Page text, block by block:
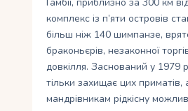
комплекс із п’яти островів
більш ніж 140 шимпанзе,
браконьєрів, незаконної
довкілля. Заснований у 1979
тільки захищає цих приматів,
мандрівникам рідкісну